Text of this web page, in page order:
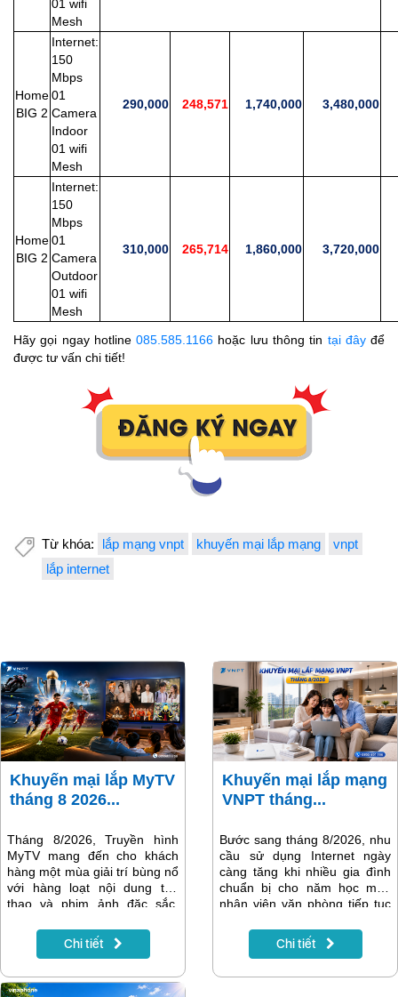
01 wifi
Mesh
Home
BIG 2
Internet:
150
Mbps
01
Camera
Indoor
01 wifi
Mesh
290,000 248,571 1,740,000 3,480,000
Home
BIG 2
Internet:
150
Mbps
01
Camera
Outdoor
01 wifi
Mesh
310,000 265,714 1,860,000 3,720,000
Hãy gọi ngay hotline 085.585.1166 hoặc lưu thông tin tại đây để
được tư vấn chi tiết!
Từ khóa: lắp mạng vnpt khuyến mại lắp mạng
vnpt
lắp internet
Khuyến mại lắp MyTV
tháng 8 2026...
Tháng 8/2026, Truyền hình
MyTV mang đến cho khách
hàng một mùa giải trí bùng nổ
với hàng loạt nội dung thể
thao và phim ảnh đặc sắc.
vô địch bóng đá Đông Nam Á
ASEAN Hyundai Cup 2026
được người hâm mộ bóng đá
Chi tiết
Khuyến mại lắp mạng
VNPT tháng...
Bước sang tháng 8/2026, nhu
cầu sử dụng Internet ngày
càng tăng khi nhiều gia đình
chuẩn bị cho năm học mới,
nhân viên văn phòng tiếp tục
thiết bị thông minh trong gia
đình trở nên phổ biến hơn.
Chi tiết